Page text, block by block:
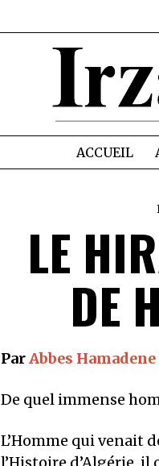
ACCUEIL
LE
DE
ParAbbes Hamadene
De quel immense
L’Homme qui venait
l’Histoire d’Algérie,